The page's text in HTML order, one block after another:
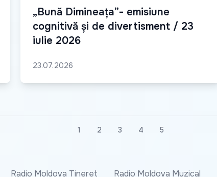
„Bună Dimineața”- emisiune
cognitivă și de divertisment / 23
iulie 2026
23.07.2026
1 2 3 4 5
Radio Moldova Tineret Radio Moldova Muzical